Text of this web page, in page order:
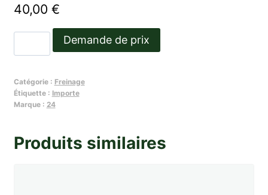
40,00 €
de
de
frein
verre
nu
Demande de prix
Catégorie : Freinage
Étiquette : Importe
Marque : 24
Produits similaires